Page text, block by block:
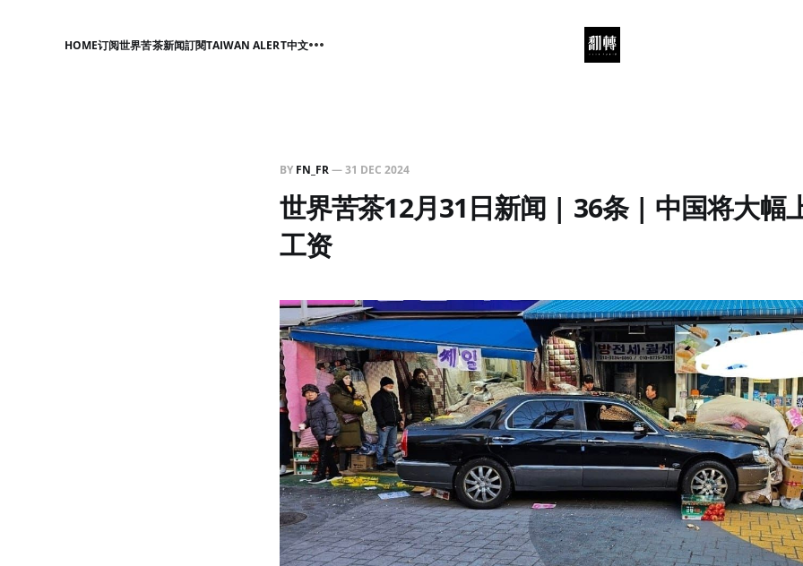
HOME订阅世界苦茶新闻訂閱TAIWAN ALERT中文
BY FN_FR—31 DEC 2024
世界苦茶12月31日新闻 | 36条 | 中国将大幅
工资